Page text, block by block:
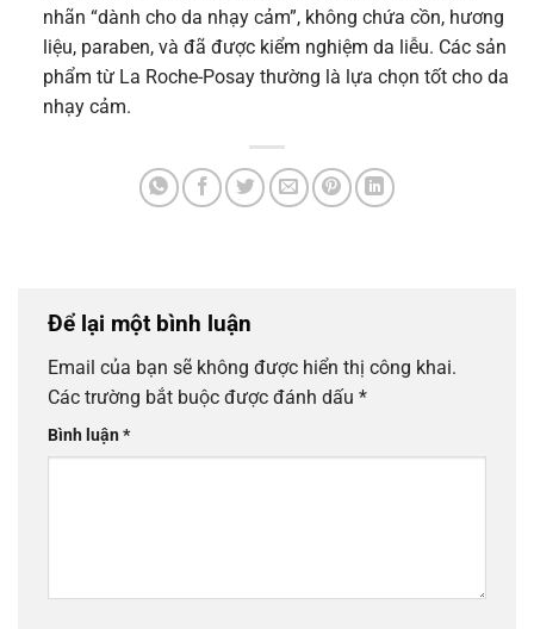
nhãn “dành cho da nhạy cảm”, không chứa cồn, hương
liệu, paraben, và đã được kiểm nghiệm da liễu. Các sản
phẩm từ La Roche-Posay thường là lựa chọn tốt cho da
nhạy cảm.
Để lại một bình luận
Email của bạn sẽ không được hiển thị công khai.
Các trường bắt buộc được đánh dấu *
Bình luận*